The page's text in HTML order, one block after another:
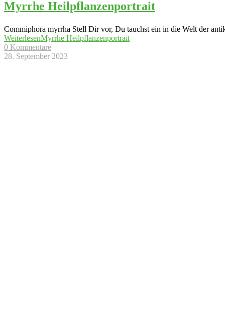
Myrrhe Heilpflanzenportrait
Commiphora myrrha Stell Dir vor, Du tauchst ein in die Welt der
WeiterlesenMyrrhe Heilpflanzenportrait
0 Kommentare
28. September 2023